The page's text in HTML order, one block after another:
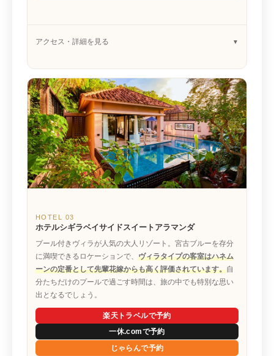
アクセス・詳細を見る
HOTEL 03
ホテルシギラベイサイドスイートアラマンダ
プール付きヴィラが人気の大人リゾート。宮古ブルーを存分
に満喫できるロケーションで、 ヴィラタイプの客室はハネム
ーンの定番として先輩花嫁からも高く評価されています。自
分たちだけのプールで過ごす時間は、旅の中でも特別な思い
出となるでしょう。
楽天トラベルで予約
一休.comで予約
じゃらんで予約